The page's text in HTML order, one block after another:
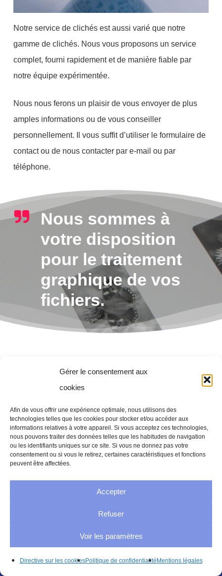
Gérer le consentement aux
cookies
Afin de vous offrir une expérience optimale, nous utilisons des
technologies telles que les cookies pour stocker et/ou accéder aux
informations relatives à votre appareil. Si vous acceptez ces technologies,
nous pouvons traiter des données telles que les habitudes de navigation
ou les identifiants uniques sur ce site. Si vous ne donnez pas votre
consentement ou si vous le retirez, certaines caractéristiques et fonctions
peuvent être affectées.
Accepter
Refuser
Voir les paramètres
Directive sur les cookiesPolitique de confidentialité Mentions légales
Notre service de clichés est aussi varié que notre
gamme de clichés. Nous vous proposons un service
complet, fourni rapidement et de manière fiable par
notre équipe expérimentée.
Nous nous ferons un plaisir de vous envoyer de plus
amples informations ou de vous conseiller
personnellement. Il vous suffit d’utiliser le formulaire de
contact ou de nous contacter par e-mail ou par
téléphone.
Nous sommes à
votre disposition
pour le traitement
graphique de vos
fichiers.
nous contacter par e-mail
nous contacter par téléphone
Bohlstrasse 17
Postfach